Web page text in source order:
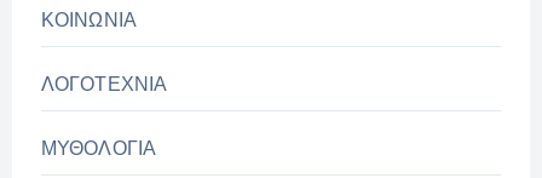
ΚΟΙΝΩΝΙΑ
ΛΟΓΟΤΕΧΝΙΑ
ΜΥΘΟΛΟΓΙΑ